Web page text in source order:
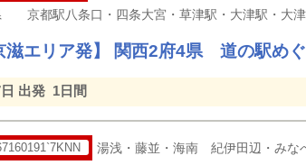
滋エリア発】 関西2府4県 道の駅め
出発 1日間
湯浅・藤並・海南 紀伊田辺・みな